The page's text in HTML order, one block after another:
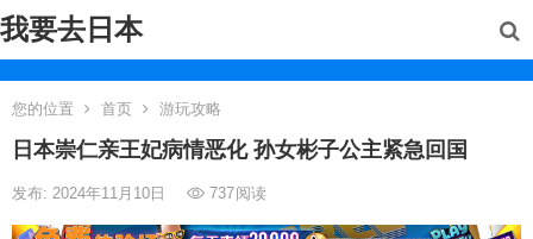
我要去日本
您的位置 首页 游玩攻略
日本崇仁亲王妃病情恶化 孙女彬子公主紧急回国
发布: 2024年11月10日 737阅读